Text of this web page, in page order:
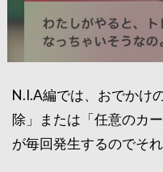
N.I.A編では、おでかけ
除」または「任意のカ
が毎回発生するのでそ